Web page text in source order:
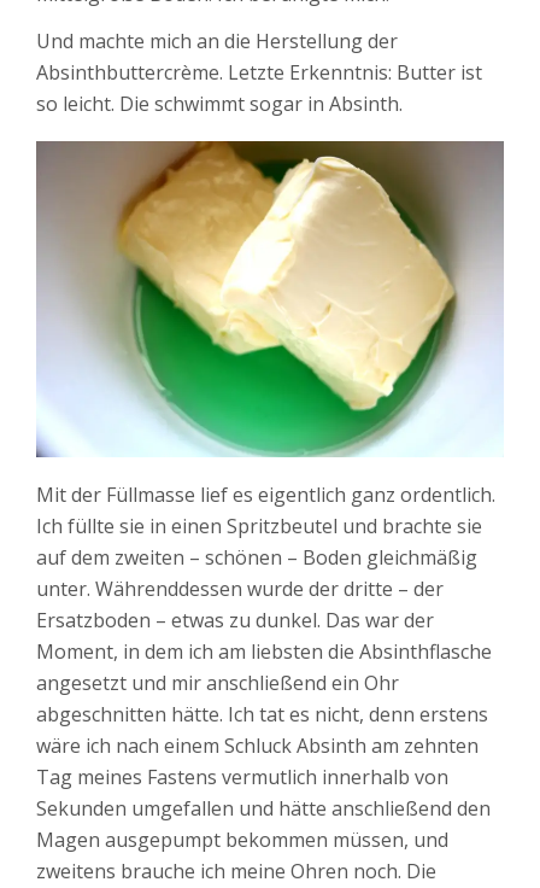
Und machte mich an die Herstellung der
Absinthbuttercrème. Letzte Erkenntnis: Butter ist
so leicht. Die schwimmt sogar in Absinth.
Mit der Füllmasse lief es eigentlich ganz ordentlich.
Ich füllte sie in einen Spritzbeutel und brachte sie
auf dem zweiten – schönen – Boden gleichmäßig
unter. Währenddessen wurde der dritte – der
Ersatzboden – etwas zu dunkel. Das war der
Moment, in dem ich am liebsten die Absinthflasche
angesetzt und mir anschließend ein Ohr
abgeschnitten hätte. Ich tat es nicht, denn erstens
wäre ich nach einem Schluck Absinth am zehnten
Tag meines Fastens vermutlich innerhalb von
Sekunden umgefallen und hätte anschließend den
Magen ausgepumpt bekommen müssen, und
zweitens brauche ich meine Ohren noch. Die